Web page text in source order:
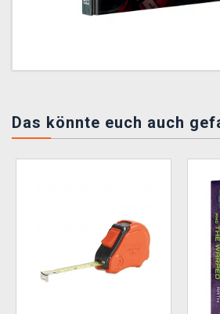
Das könnte euch auch